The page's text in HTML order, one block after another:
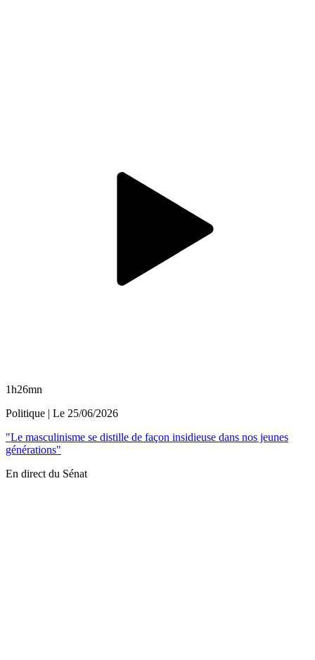
1h26mn
Politique | Le 25/06/2026
"Le masculinisme se distille de façon insidieuse dans nos jeunes
générations"
En direct du Sénat